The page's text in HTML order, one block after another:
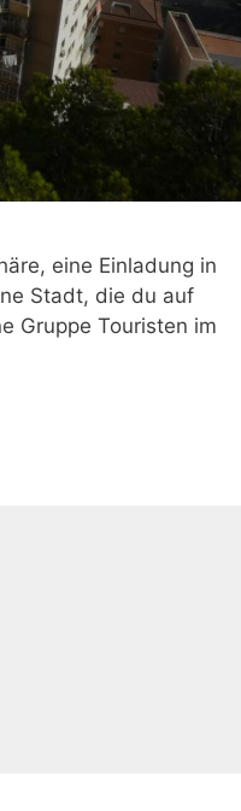
eine Einladung in
Stadt, die du auf
Gruppe Touristen im